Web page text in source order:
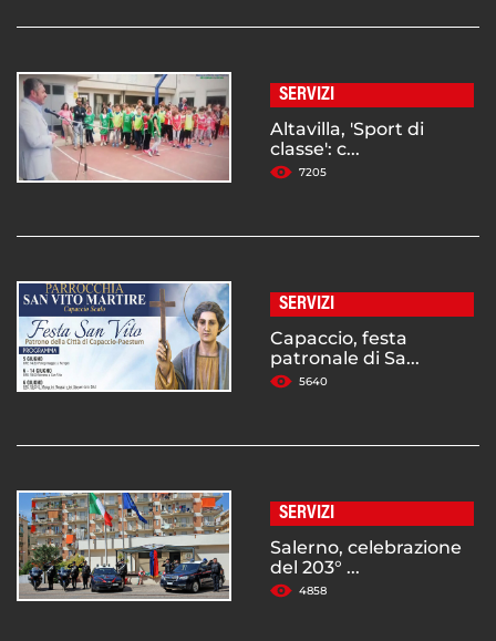
SERVIZI
Altavilla, 'Sport di
classe': c...
7205
SERVIZI
Capaccio, festa
patronale di Sa...
5640
SERVIZI
Salerno, celebrazione
del 203° ...
4858